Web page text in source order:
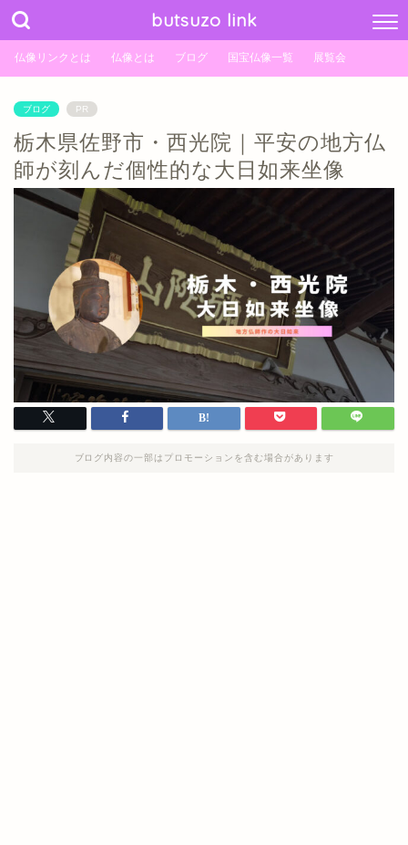
butsuzo link
仏像リンクとは 仏像とは ブログ 国宝仏像一覧 展覧会
ブログ PR
栃木県佐野市・西光院｜平安の地方仏
師が刻んだ個性的な大日如来坐像
ブログ内容の一部はプロモーションを含む場合があります